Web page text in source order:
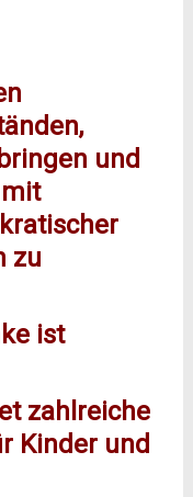
und
zu
ist
zahlreiche
Kinder und